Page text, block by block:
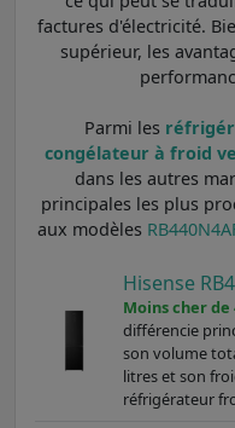
factures d'électricité.
supérieur, les
Parmi les
congélateur à froid
dans les autres
principales les plus
aux modèles
Hisense
Moins cher de
différencie
son volume
litres et son
réfrigérateur